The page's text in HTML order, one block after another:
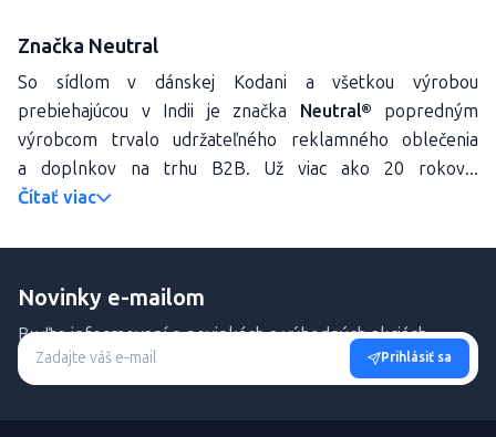
Značka Neutral
So sídlom v dánskej Kodani a všetkou výrobou
prebiehajúcou v Indii je značka Neutral® popredným
výrobcom trvalo udržateľného reklamného oblečenia
a doplnkov na trhu B2B. Už viac ako 20 rokov...
Čítať viac
Novinky e-mailom
Buďte informovaní o novinkách a výhodných akciách.
Prihlásiť sa